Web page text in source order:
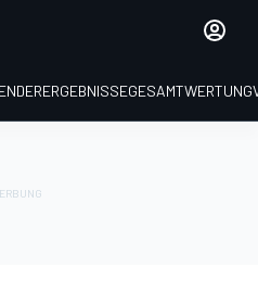
ERGEBNISSEGESAMTWERTUNG